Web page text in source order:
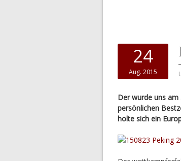
24
Aug. 2015
Der wurde uns
persönlichen
holte sich ein